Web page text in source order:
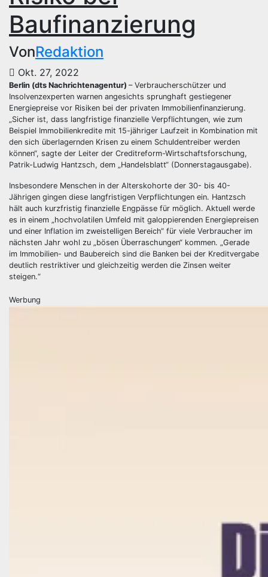
Baufinanzierung
VonRedaktion
Okt. 27, 2022
Berlin (dts Nachrichtenagentur) – Verbraucherschützer und
Insolvenzexperten warnen angesichts sprunghaft gestiegener
Energiepreise vor Risiken bei der privaten Immobilienfinanzierung.
„Sicher ist, dass langfristige finanzielle Verpflichtungen, wie zum
Beispiel Immobilienkredite mit 15-jähriger Laufzeit in Kombination mit
den sich überlagernden Krisen zu einem Schuldentreiber werden
können“, sagte der Leiter der Creditreform-Wirtschaftsforschung,
Patrik-Ludwig Hantzsch, dem „Handelsblatt“ (Donnerstagausgabe).
Insbesondere Menschen in der Alterskohorte der 30- bis 40-
Jährigen gingen diese langfristigen Verpflichtungen ein. Hantzsch
hält auch kurzfristig finanzielle Engpässe für möglich. Aktuell werde
es in einem „hochvolatilen Umfeld mit galoppierenden Energiepreisen
und einer Inflation im zweistelligen Bereich“ für viele Verbraucher im
nächsten Jahr wohl zu „bösen Überraschungen“ kommen. „Gerade
im Immobilien- und Baubereich sind die Banken bei der Kreditvergabe
deutlich restriktiver und gleichzeitig werden die Zinsen weiter
steigen.“
Werbung